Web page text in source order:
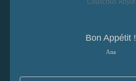
Couscous Royal
Bon Appétit !
Ana